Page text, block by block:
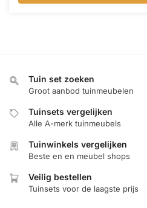
Tuin set zoeken
Groot aanbod tuinmeubelen
Tuinsets vergelijken
Alle A-merk tuinmeubels
Tuinwinkels vergelijken
Beste en en meubel shops
Veilig bestellen
Tuinsets voor de laagste prijs